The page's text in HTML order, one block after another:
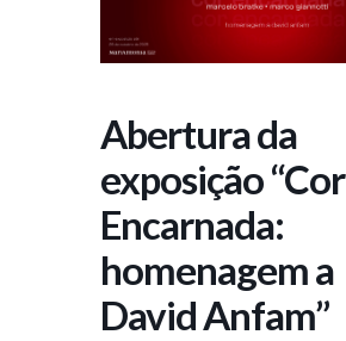
Abertura da
exposição “Cor
Encarnada:
homenagem a
David Anfam”